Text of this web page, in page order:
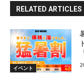
RELATED ARTICLES
イベント